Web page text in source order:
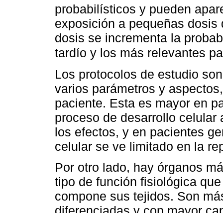
probabilísticos y pueden
exposición a pequeñas
dosis se incrementa la
tardío y los más relevantes
Los protocolos de estudio
varios parámetros y
paciente. Esta es mayor en
proceso de desarrollo
los efectos, y en pacientes
celular se ve limitado en la
Por otro lado, hay órganos
tipo de función fisiológica
compone sus tejidos. Son